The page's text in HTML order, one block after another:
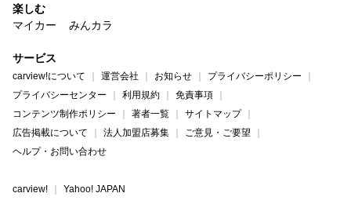
楽しむ
マイカー
みんカラ
サービス
carview!について 運営会社 お知らせ
プライバシーポリシー
プライバシーセンター
利用規約
免責事項
コンテンツ制作ポリシー
著者一覧
サイトマップ
広告掲載について
法人加盟店募集
ご意見・ご要望
ヘルプ・お問い合わせ
carview! Yahoo! JAPAN